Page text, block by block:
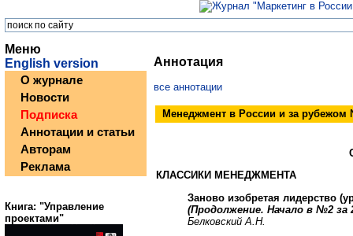
Меню
English version
О журнале
Новости
Подписка
Аннотации и статьи
Авторам
Реклама
Книга: "Управление
проектами"
Аннотация
все аннотации
Менеджмент в России и за рубежом
КЛАССИКИ МЕНЕДЖМЕНТА
Заново изобретая лидерство
(Продолжение. Начало в №2 за
Белковский А.Н.